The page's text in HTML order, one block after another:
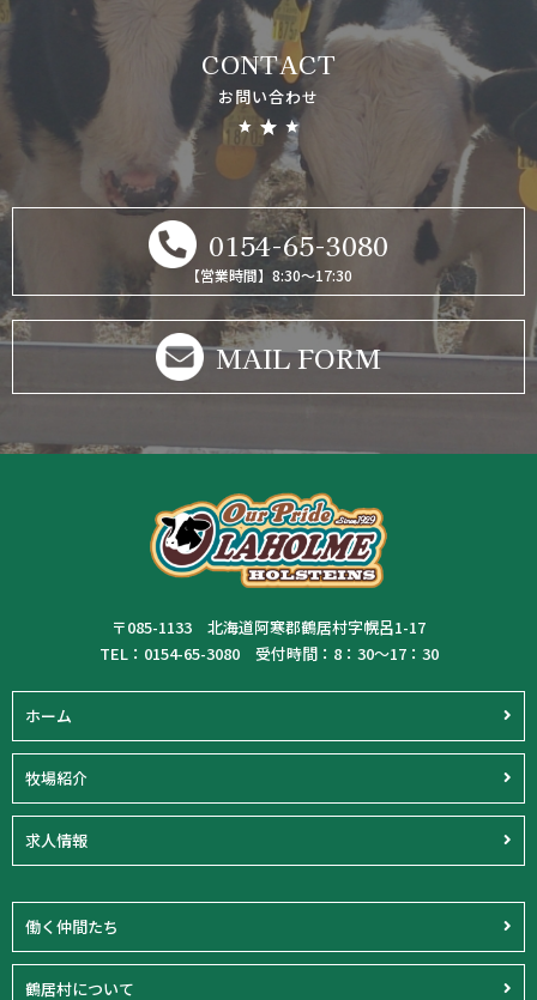
CONTACT
お問い合わせ
0154-65-3080
【営業時間】8:30～17:30
MAIL FORM
〒085-1133 北海道阿寒郡鶴居村字幌呂1-17
TEL：0154-65-3080 受付時間：8：30～17：30
ホーム
牧場紹介
求人情報
働く仲間たち
鶴居村について